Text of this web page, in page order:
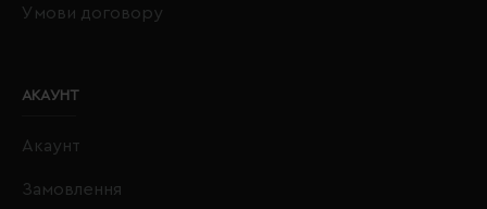
Умови договору
АКАУНТ
Акаунт
Замовлення